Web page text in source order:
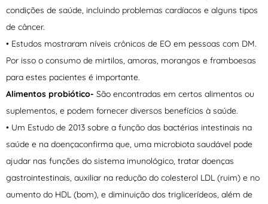
condições de saúde, incluindo problemas cardíacos e alguns tipos
de câncer.
• Estudos mostraram níveis crônicos de EO em pessoas com DM.
Por isso o consumo de mirtilos, amoras, morangos e framboesas
para estes pacientes é importante.
Alimentos probiótico- São encontradas em certos alimentos ou
suplementos, e podem fornecer diversos benefícios à saúde.
• Um Estudo de 2013 sobre a função das bactérias intestinais na
saúde e na doençaconfirma que, uma microbiota saudável pode
ajudar nas funções do sistema imunológico, tratar doenças
gastrointestinais, auxiliar na redução do colesterol LDL (ruim) e no
aumento do HDL (bom), e diminuição dos triglicerídeos, além de